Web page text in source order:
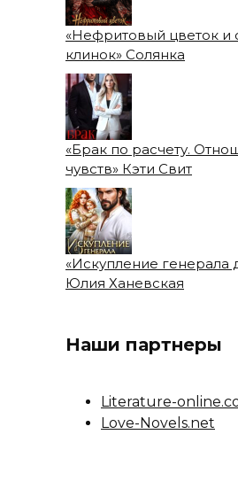
«Нефритовый цветок и
клинок» Солянка
«Брак по расчету.
чувств» Кэти Свит
«Искупление генерала
Юлия Ханевская
Наши партнеры
Literature-
Love-Novels.net